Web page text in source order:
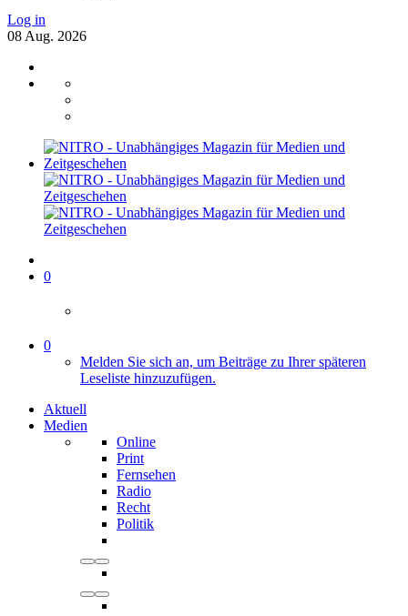
Log in
08 Aug. 2026
0
0
Melden Sie sich an, um Beiträge zu Ihrer späteren
Leseliste hinzuzufügen.
Aktuell
Medien
Online
Print
Fernsehen
Radio
Recht
Politik